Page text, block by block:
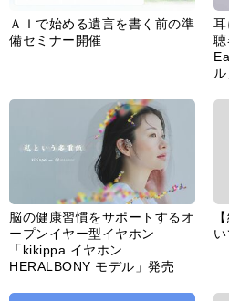
ＡＩで始める遺言を書く前の準
備セミナー開催
脳の健康習慣をサポートするオ
ープンイヤー型イヤホン
「kikippa イヤホン
HERALBONY モデル」発売